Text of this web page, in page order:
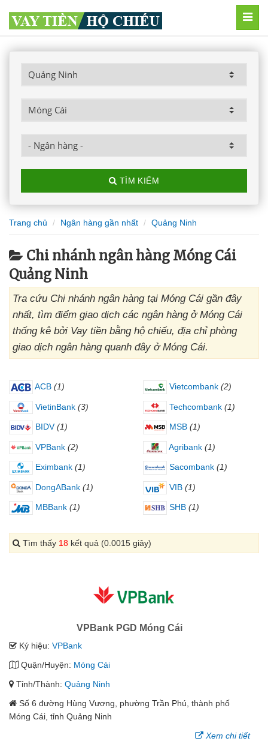
TÌM KIẾM
Trang chủ Ngân hàng gần nhất Quảng Ninh
Chi nhánh ngân hàng Móng Cái
Quảng Ninh
Tra cứu Chi nhánh ngân hàng tại Móng Cái gần đây
nhất, tìm điểm giao dịch các ngân hàng ở Móng Cái
thống kê bởi Vay tiền bằng hộ chiếu, địa chỉ phòng
giao dịch ngân hàng quanh đây ở Móng Cái.
ACB (1) Vietcombank (2)
VietinBank (3) Techcombank (1)
BIDV (1) MSB (1)
VPBank (2) Agribank (1)
Eximbank (1) Sacombank (1)
DongABank (1) VIB (1)
MBBank (1) SHB (1)
Tìm thấy 18 kết quả (0.0015 giây)
VPBank PGD Móng Cái
Ký hiệu: VPBank
Quận/Huyện: Móng Cái
Tỉnh/Thành: Quảng Ninh
Số 6 đường Hùng Vương, phường Trần Phú, thành phố
Móng Cái, tỉnh Quảng Ninh
Xem chi tiết